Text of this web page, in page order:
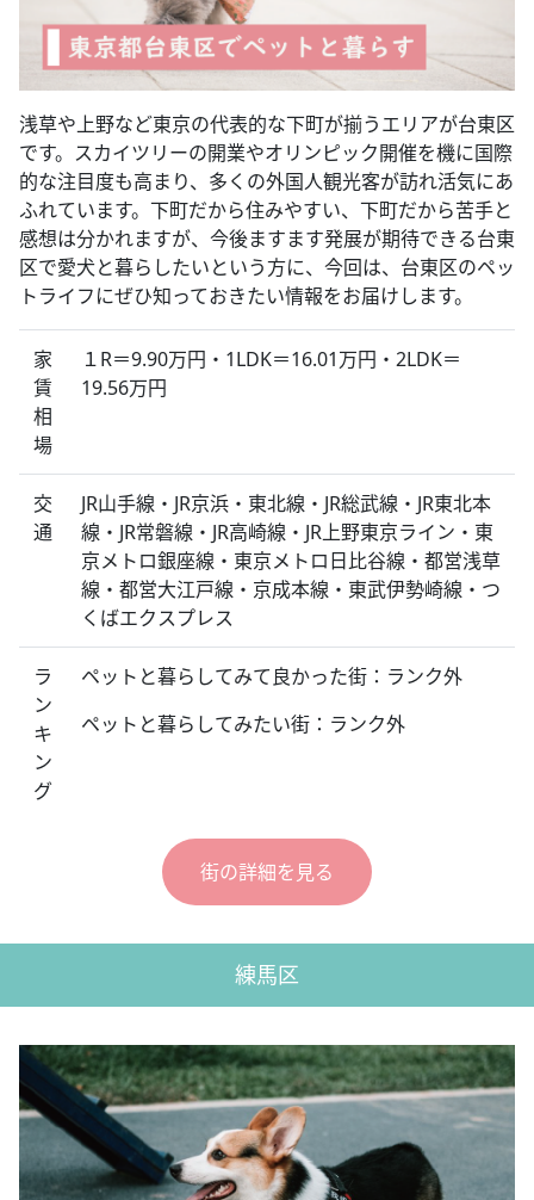
浅草や上野など東京の代表的な下町が揃うエリアが台東区
です。スカイツリーの開業やオリンピック開催を機に国際
的な注目度も高まり、多くの外国人観光客が訪れ活気にあ
ふれています。下町だから住みやすい、下町だから苦手と
感想は分かれますが、今後ますます発展が期待できる台東
区で愛犬と暮らしたいという方に、今回は、台東区のペッ
トライフにぜひ知っておきたい情報をお届けします。
家
賃
相
場
１R＝9.90万円・1LDK＝16.01万円・2LDK＝
19.56万円
交
通
JR山手線・JR京浜・東北線・JR総武線・JR東北本
線・JR常磐線・JR高崎線・JR上野東京ライン・東
京メトロ銀座線・東京メトロ日比谷線・都営浅草
線・都営大江戸線・京成本線・東武伊勢崎線・つ
くばエクスプレス
ラ
ン
キ
ン
グ
ペットと暮らしてみて良かった街：ランク外
ペットと暮らしてみたい街：ランク外
街の詳細を見る
練馬区